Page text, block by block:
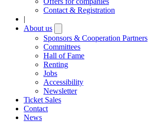
Contact & Registration
|
About us
submenu
Sponsors & Cooperation Partners
Committees
Hall of Fame
Renting
Jobs
Accessibility
Newsletter
Ticket Sales
Contact
News